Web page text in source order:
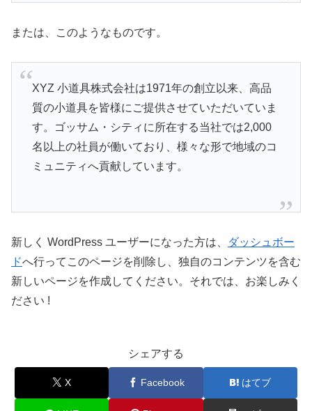
または、このようなものです。
XYZ 小道具株式会社は1971年の創立以来、高品
質の小道具を皆様にご提供させていただいていま
す。ゴッサム・シティに所在する当社では2,000
名以上の社員が働いており、様々な形で地域のコ
ミュニティへ貢献しています。
新しく WordPress ユーザーになった方は、
ダッシュボー
ドへ行ってこのページを削除し、独自のコンテンツを含む
新しいページを作成してください。それでは、お楽しみく
ださい !
シェアする
X Facebook はてブ